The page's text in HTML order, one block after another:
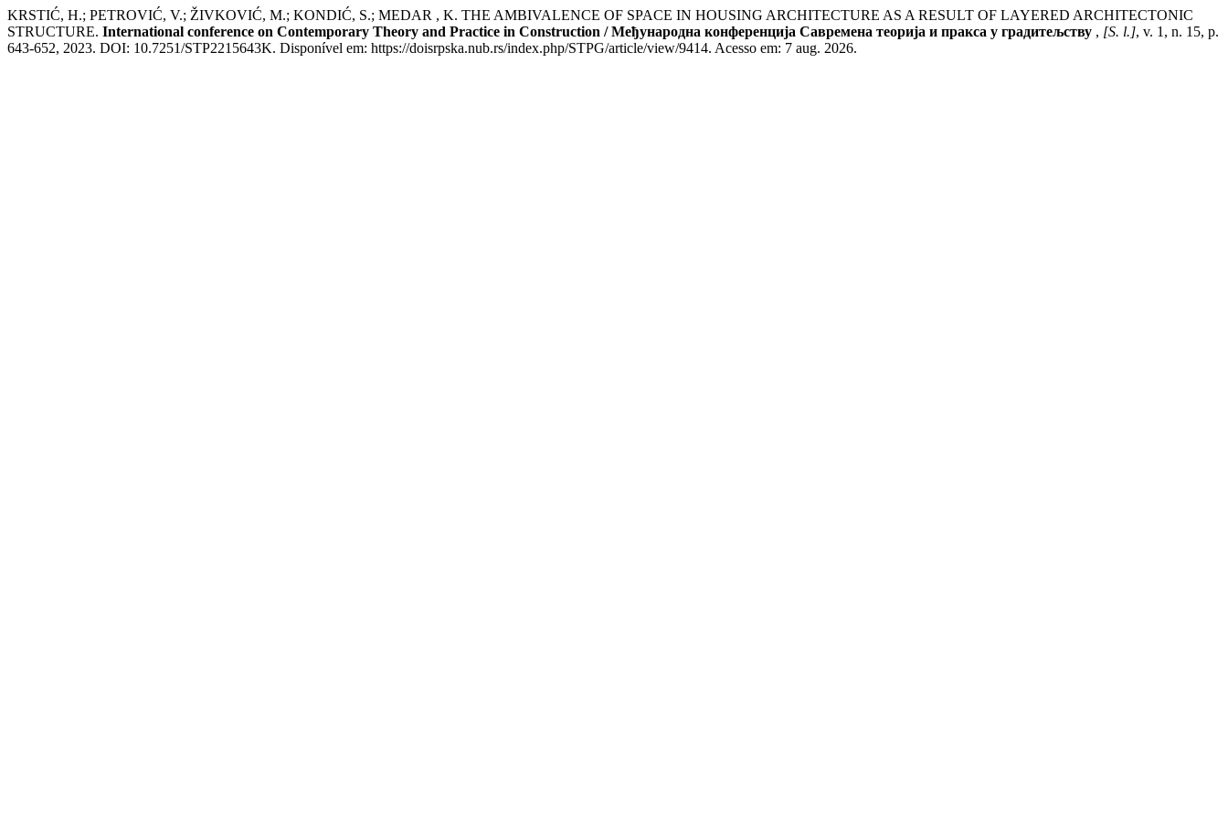
KRSTIĆ, H.; PETROVIĆ, V.; ŽIVKOVIĆ, M.; KONDIĆ, S.; MEDAR , K. THE AMBIVALENCE OF SPACE IN HOUSING ARCHITECTURE AS A RESULT OF LAYERED ARCHITECTONIC
STRUCTURE. International conference on Contemporary Theory and Practice in Construction / Међународна конференција Савремена теорија и пракса у градитељству , [S. l.], v. 1, n. 15, p.
643-652, 2023. DOI: 10.7251/STP2215643K. Disponível em: https://doisrpska.nub.rs/index.php/STPG/article/view/9414. Acesso em: 7 aug. 2026.